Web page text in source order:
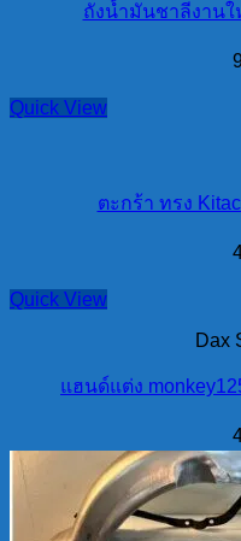
ถังน้ำมันชาลีงานใ
Quick View
ตะกร้า ทรง
Quick View
Dax
แฮนด์แต่ง